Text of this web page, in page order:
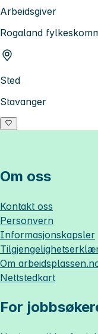
Arbeidsgiver
Rogaland
Sted
Stavanger
Om oss
Kontakt oss
Personvern
Informasjonskapsler
Om
Nettstedkart
For